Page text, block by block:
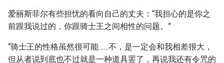
爱丽斯菲尔有些担忧的看向自己的丈夫：“我担心的是你之
前跟我说过的，你跟骑士王之间相性的问题。”
“骑士王的性格虽然很可能……不，是一定会和我相差很大，
但从者说到底也不过就是一种道具罢了，再说我还有令咒的